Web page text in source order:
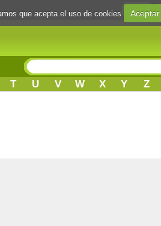
Login
T U V W X Y Z
que acepta el uso de cookies Aceptar